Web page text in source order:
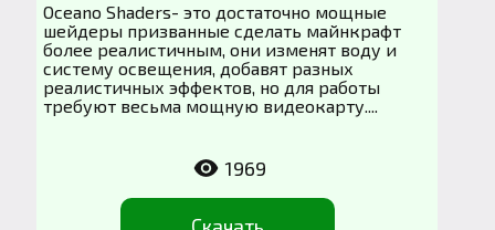
Oceano Shaders- это достаточно мощные
шейдеры призванные сделать майнкрафт
более реалистичным, они изменят воду и
систему освещения, добавят разных
реалистичных эффектов, но для работы
требуют весьма мощную видеокарту....
1969